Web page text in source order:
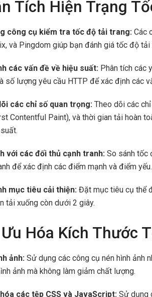
Tích Hiện Trạng
công cụ kiểm tra tốc độ tải trang: Các
và Pingdom giúp bạn đánh giá tốc độ
các vấn đề về hiệu suất: Phân tích các
số lượng yêu cầu HTTP để xác định các
các chỉ số quan trọng: Theo dõi các
Contentful Paint), và thời gian tải hoàn
với các đối thủ cạnh tranh: So sánh tốc
để xác định các điểm mạnh và điểm yếu.
mục tiêu cải thiện: Đặt mục tiêu cụ thể
tải xuống còn dưới 2 giây.
Hóa Kích Thước
ảnh: Sử dụng các công cụ nén hình ảnh
ảnh mà không làm giảm chất lượng.
các tệp CSS và JavaScript: Sử dụng